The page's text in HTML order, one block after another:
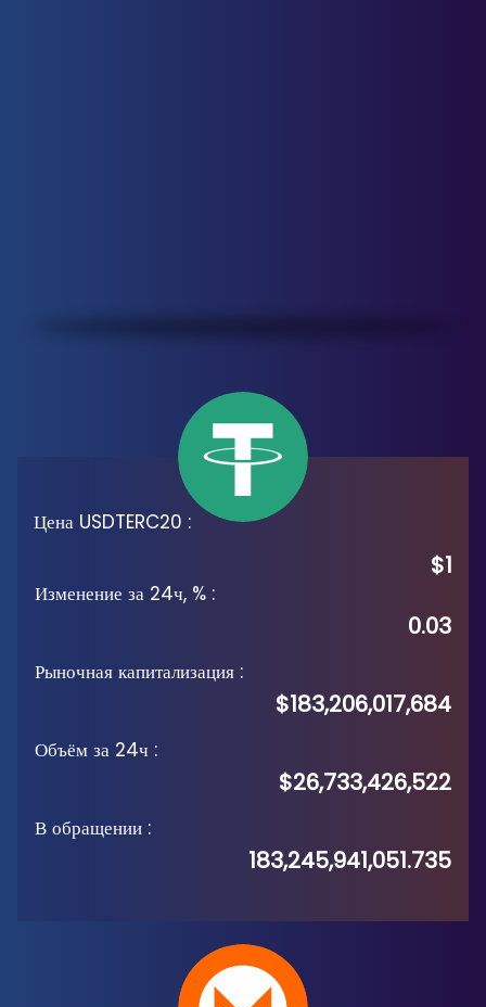
Цена USDTERC20 :
$1
Изменение за 24ч, % :
0.03
Рыночная капитализация :
$183,206,017,684
Объём за 24ч :
$26,733,426,522
В обращении :
183,245,941,051.735